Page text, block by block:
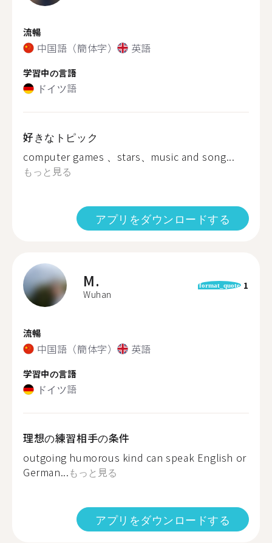
流暢
中国語（簡体字） 英語
学習中の言語
ドイツ語
好きなトピック
computer games 、stars、music and song...
もっと見る
アプリをダウンロードする
M.
Wuhan
format_quote 1
流暢
中国語（簡体字） 英語
学習中の言語
ドイツ語
理想の練習相手の条件
outgoing humorous kind can speak English or
German...もっと見る
アプリをダウンロードする